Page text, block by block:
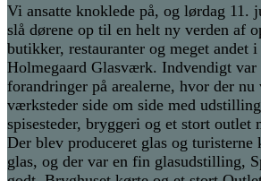
Vi ansatte knoklede på, og lørdag 11.
slå dørene op til en helt ny verden af
butikker, restauranter og meget andet
Holmegaard Glasværk. Indvendigt var
forandringer på arealerne, hvor der nu
værksteder side om side med
spisesteder, bryggeri og et stort outlet
Der blev produceret glas og turisterne
glas, og der var en fin glasudstilling,